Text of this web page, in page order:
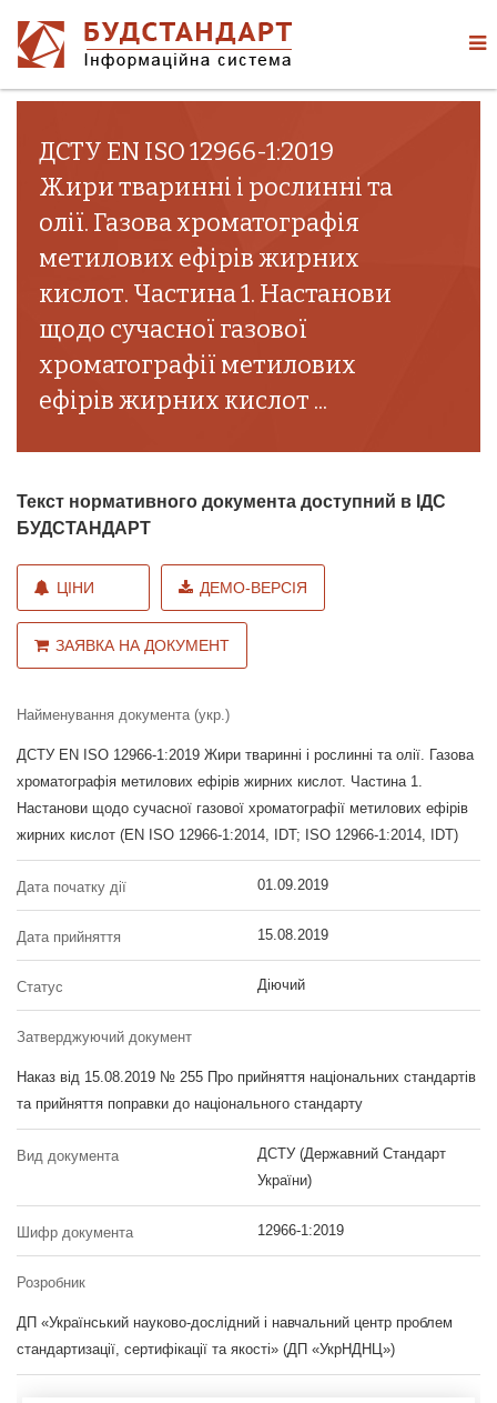
ДСТУ EN ISO 12966-1:2019
Жири тваринні і рослинні та
олії. Газова хроматографія
метилових ефірів жирних
кислот. Частина 1. Настанови
щодо сучасної газової
хроматографії метилових
ефірів жирних кислот ...
Текст нормативного документа доступний в ІДС
БУДСТАНДАРТ
ЦІНИ ДЕМО-ВЕРСІЯ
ЗАЯВКА НА ДОКУМЕНТ
Найменування документа (укр.)
ДСТУ EN ISO 12966-1:2019 Жири тваринні і рослинні та олії. Газова
хроматографія метилових ефірів жирних кислот. Частина 1.
Настанови щодо сучасної газової хроматографії метилових ефірів
жирних кислот (EN ISO 12966-1:2014, IDT; ISO 12966-1:2014, IDT)
Дата початку дії 01.09.2019
Дата прийняття 15.08.2019
Статус Діючий
Затверджуючий документ
Наказ від 15.08.2019 № 255 Про прийняття національних стандартів
та прийняття поправки до національного стандарту
Вид документа
ДСТУ (Державний Стандарт
України)
Шифр документа 12966-1:2019
Розробник
ДП «Український науково-дослідний і навчальний центр проблем
стандартизації, сертифікації та якості» (ДП «УкрНДНЦ»)